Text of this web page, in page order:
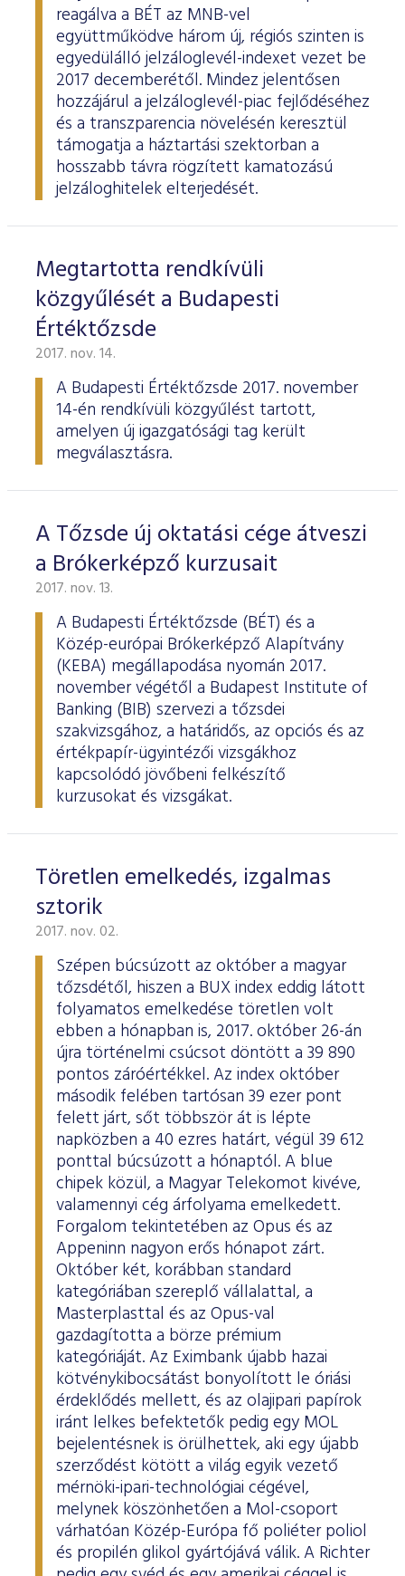
reagálva a BÉT az MNB-vel
együttműködve három új, régiós szinten is
egyedülálló jelzáloglevél-indexet vezet be
2017 decemberétől. Mindez jelentősen
hozzájárul a jelzáloglevél-piac fejlődéséhez
és a transzparencia növelésén keresztül
támogatja a háztartási szektorban a
hosszabb távra rögzített kamatozású
jelzáloghitelek elterjedését.
Megtartotta rendkívüli
közgyűlését a Budapesti
Értéktőzsde
2017. nov. 14.
A Budapesti Értéktőzsde 2017. november
14-én rendkívüli közgyűlést tartott,
amelyen új igazgatósági tag került
megválasztásra.
A Tőzsde új oktatási cége átveszi
a Brókerképző kurzusait
2017. nov. 13.
A Budapesti Értéktőzsde (BÉT) és a
Közép-európai Brókerképző Alapítvány
(KEBA) megállapodása nyomán 2017.
november végétől a Budapest Institute of
Banking (BIB) szervezi a tőzsdei
szakvizsgához, a határidős, az opciós és az
értékpapír-ügyintézői vizsgákhoz
kapcsolódó jövőbeni felkészítő
kurzusokat és vizsgákat.
Töretlen emelkedés, izgalmas
sztorik
2017. nov. 02.
Szépen búcsúzott az október a magyar
tőzsdétől, hiszen a BUX index eddig látott
folyamatos emelkedése töretlen volt
ebben a hónapban is, 2017. október 26-án
újra történelmi csúcsot döntött a 39 890
pontos záróértékkel. Az index október
második felében tartósan 39 ezer pont
felett járt, sőt többször át is lépte
napközben a 40 ezres határt, végül 39 612
ponttal búcsúzott a hónaptól. A blue
chipek közül, a Magyar Telekomot kivéve,
valamennyi cég árfolyama emelkedett.
Forgalom tekintetében az Opus és az
Appeninn nagyon erős hónapot zárt.
Október két, korábban standard
kategóriában szereplő vállalattal, a
Masterplasttal és az Opus-val
gazdagította a börze prémium
kategóriáját. Az Eximbank újabb hazai
kötvénykibocsátást bonyolított le óriási
érdeklődés mellett, és az olajipari papírok
iránt lelkes befektetők pedig egy MOL
bejelentésnek is örülhettek, aki egy újabb
szerződést kötött a világ egyik vezető
mérnöki-ipari-technológiai cégével,
melynek köszönhetően a Mol-csoport
várhatóan Közép-Európa fő poliéter poliol
és propilén glikol gyártójává válik. A Richter